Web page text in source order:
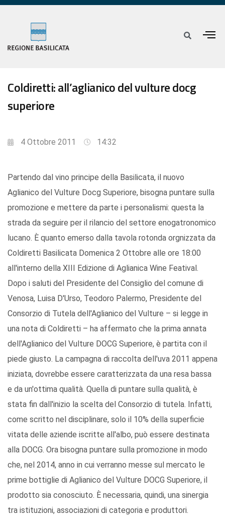
Coldiretti: all’aglianico del vulture docg
superiore
4 Ottobre 2011 14:32
Partendo dal vino principe della Basilicata, il nuovo
Aglianico del Vulture Docg Superiore, bisogna puntare sulla
promozione e mettere da parte i personalismi: questa la
strada da seguire per il rilancio del settore enogatronomico
lucano. È quanto emerso dalla tavola rotonda orgnizzata da
Coldiretti Basilicata Domenica 2 Ottobre alle ore 18:00
all'interno della XIII Edizione di Aglianica Wine Featival.
Dopo i saluti del Presidente del Consiglio del comune di
Venosa, Luisa D'Urso, Teodoro Palermo, Presidente del
Consorzio di Tutela dell'Aglianico del Vulture – si legge in
una nota di Coldiretti – ha affermato che la prima annata
dell'Aglianico del Vulture DOCG Superiore, è partita con il
piede giusto. La campagna di raccolta dell'uva 2011 appena
iniziata, dovrebbe essere caratterizzata da una resa bassa
e da un'ottima qualità. Quella di puntare sulla qualità, è
stata fin dall'inizio la scelta del Consorzio di tutela. Infatti,
come scritto nel disciplinare, solo il 10% della superficie
vitata delle aziende iscritte all'albo, può essere destinata
alla DOCG. Ora bisogna puntare sulla promozione in modo
che, nel 2014, anno in cui verranno messe sul mercato le
prime bottiglie di Aglianico del Vulture DOCG Superiore, il
prodotto sia conosciuto. È necessaria, quindi, una sinergia
tra istituzioni, associazioni di categoria e produttori.